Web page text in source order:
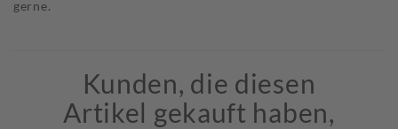
gerne.
Kunden, die diesen
Artikel gekauft haben,